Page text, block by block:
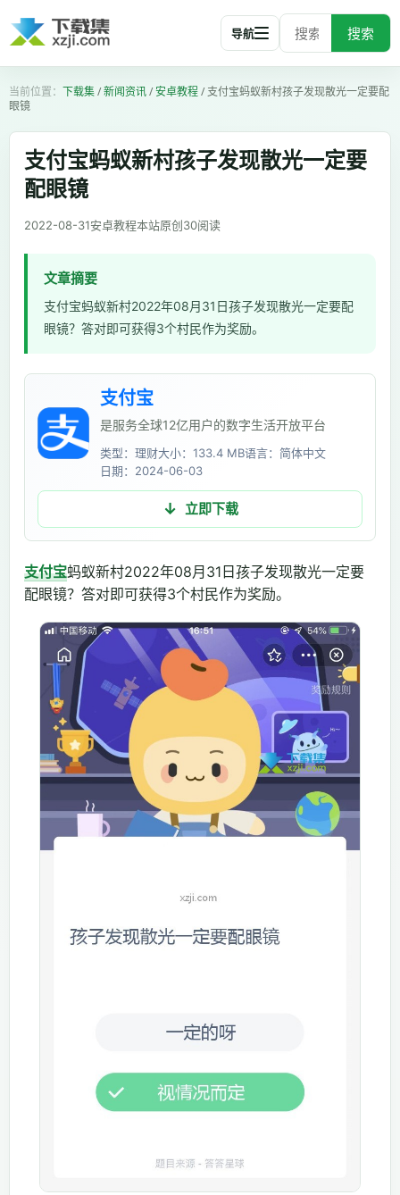
搜索
导航
下载集/新闻资讯/安卓教程/支付宝蚂蚁新村孩子发现散光一定要配
眼镜
支付宝蚂蚁新村孩子发现散光一定要
配眼镜
2022-08-31安卓教程本站原创30阅读
文章摘要
支付宝蚂蚁新村2022年08月31日孩子发现散光一定要配
眼镜？答对即可获得3个村民作为奖励。
支付宝
是服务全球12亿用户的数字生活开放平台
类型：理财大小：133.4 MB语言：简体中文
日期：2024-06-03
立即下载
支付宝蚂蚁新村2022年08月31日孩子发现散光一定要
配眼镜？答对即可获得3个村民作为奖励。